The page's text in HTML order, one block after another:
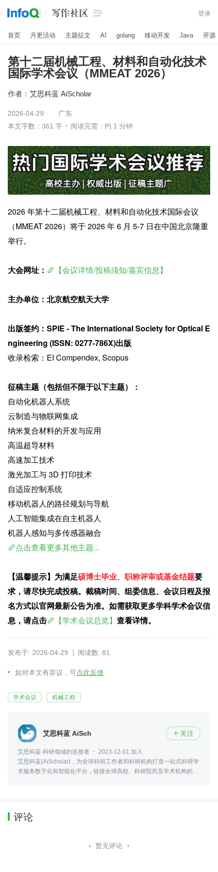
 登录
首页 月更活动 主题征文 AI golang 移动开发 Java 开源
第十二届机械工程、材料和自动化技术
国际学术会议（MMEAT 2026）
作者： 艾思科蓝 AiScholar
2026-04-29
广东
本文字数：361 字
阅读完需：约 1 分钟
2026 年第十二届机械工程、材料和自动化技术国际会议
（MMEAT 2026）将于 2026 年 6 月 5-7 日在中国北京隆重
举行。
大会网址： 【会议详情/投稿须知/嘉宾信息】
主办单位：北京航空航天大学
出版签约：SPIE - The International Society for Optical E
ngineering (ISSN: 0277-786X)出版
收录检索：EI Compendex, Scopus
征稿主题（包括但不限于以下主题）：
自动化机器人系统
云制造与物联网集成
纳米复合材料的开发与应用
高温超导材料
高速加工技术
激光加工与 3D 打印技术
自适应控制系统
移动机器人的路径规划与导航
人工智能集成在自主机器人
机器人感知与多传感器融合
点击查看更多其他主题...
【温馨提示】为满足硕博士毕业、职称评审或基金结题要
求，请尽快完成投稿。截稿时间、组委信息、会议日程及报
名方式以官网最新公告为准。如需获取更多学科学术会议信
息，请点击
【学术会议总览】 查看详情。
发布于: 2026-04-29 阅读数: 81
如对本文有异议，可点此反馈
学术会议 机械工程
艾思科蓝 AiScholar  关注
艾思科蓝-科研领域的连接者
2023-12-01 加入
艾思科蓝(AiScholar)，为全球科研工作者和科研机构打造一站式科研学
术服务数字化和智能化平台，链接全球高校、科研院所及学术机构的优
评论
暂无评论